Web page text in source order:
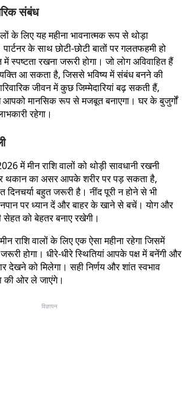
संबंध
के लिए यह महीना भावनात्मक रूप से थोड़ा
के साथ छोटी-छोटी बातों पर गलतफहमी हो
स्पष्टता रखना जरूरी होगा। जो लोग अविवाहित हैं
आ सकता है, जिससे भविष्य में संबंध बनने की
जीवन में कुछ जिम्मेदारियां बढ़ सकती हैं,
आपको मानसिक रूप से मजबूत बनाएगा। घर के बुजुर्गों
रहेगा।
में मीन राशि वालों को थोड़ी सावधानी रखनी
थकान का असर आपके शरीर पर पड़ सकता है,
बहुत जरूरी है। नींद पूरी न होने से भी
पर ध्यान दें और बाहर के खाने से बचें। योग और
को बेहतर बनाए रखेगी।
राशि वालों के लिए एक ऐसा महीना रहेगा जिसमें
होगा। धीरे-धीरे स्थितियां आपके पक्ष में बनेंगी और
देखने को मिलेगा। सही निर्णय और शांत स्वभाव
ओर ले जाएंगे।
विज्ञापन